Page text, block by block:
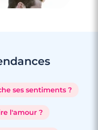
ses sentiments ?
l'amour ?